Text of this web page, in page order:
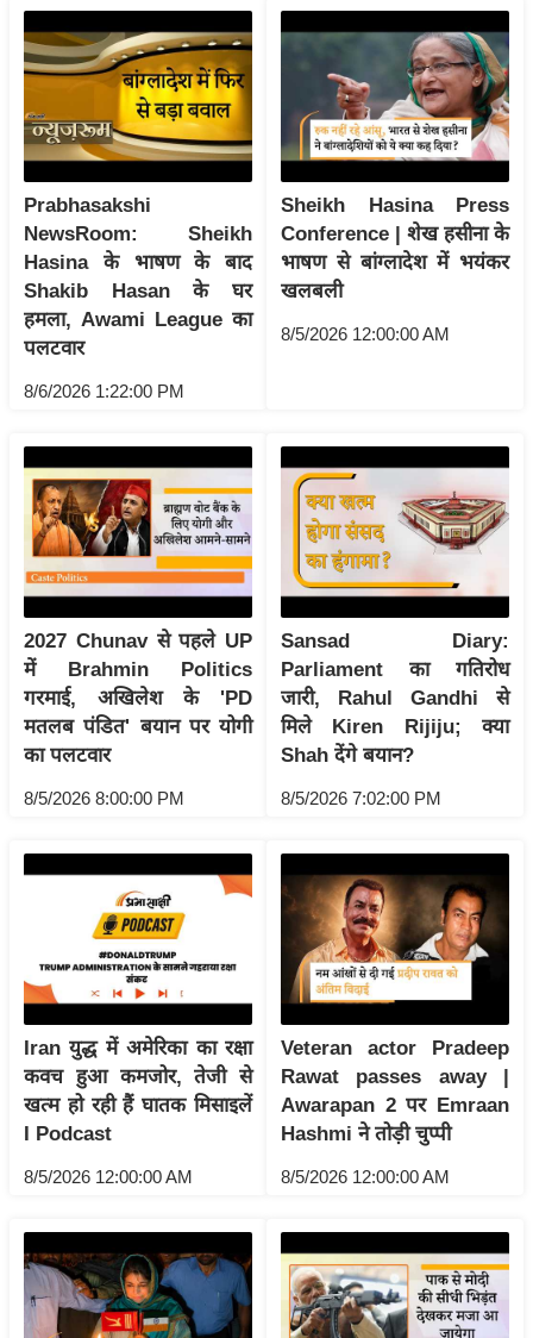
g
N
e
s
इ
फ
स्टा
इ
ल
टे
क्नॉ
ब्यू
टी
/
फै
श
न
घ
रे
लू
स्खे
र्य
स्थ
ल
फि
ट
ने
स
त्रा
रि
ले
श
न
Prabhasakshi
NewsRoom: Sheikh
Hasina के भाषण के बाद
Shakib Hasan के घर
हमला, Awami League का
पलटवार
8/6/2026 1:22:00 PM
Sheikh Hasina Press
Conference | शेख हसीना के
भाषण से बांग्लादेश में भयंकर
खलबली
8/5/2026 12:00:00 AM
2027 Chunav से पहले UP
में Brahmin Politics
गरमाई, अखिलेश के 'PD
मतलब पंडित' बयान पर योगी
का पलटवार
8/5/2026 8:00:00 PM
Sansad Diary:
Parliament का गतिरोध
जारी, Rahul Gandhi से
मिले Kiren Rijiju; क्या
Shah देंगे बयान?
8/5/2026 7:02:00 PM
Iran युद्ध में अमेरिका का रक्षा
कवच हुआ कमजोर, तेजी से
खत्म हो रही हैं घातक मिसाइलें
I Podcast
8/5/2026 12:00:00 AM
Veteran actor Pradeep
Rawat passes away |
Awarapan 2 पर Emraan
Hashmi ने तोड़ी चुप्पी
8/5/2026 12:00:00 AM